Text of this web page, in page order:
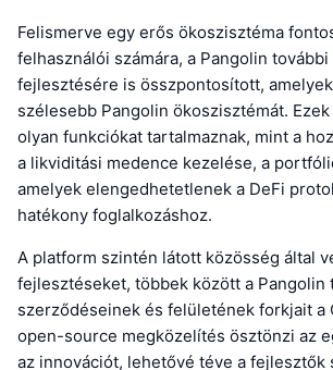
Felismerve egy erős ökoszisztéma
felhasználói számára, a Pangolin
fejlesztésére is összpontosított,
szélesebb Pangolin ökoszisztémát.
olyan funkciókat tartalmaznak, mint a
a likviditási medence kezelése, a
amelyek elengedhetetlenek a DeFi
hatékony foglalkozáshoz.
A platform szintén látott közösség által
fejlesztéseket, többek között a Pangolin
szerződéseinek és felületének forkjait a
open-source megközelítés ösztönzi az
az innovációt, lehetővé téve a fejlesztők